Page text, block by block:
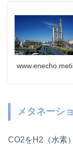
メタネーシ
CO2をH2（水素